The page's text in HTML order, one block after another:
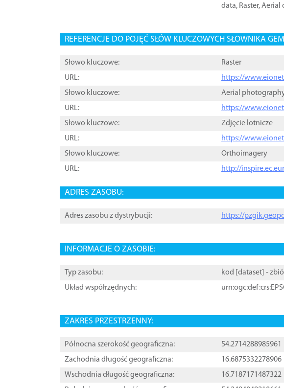
data, Raster,Aerial
REFERENCJE DO POJĘĆ SŁÓW KLUCZOWYCH SŁOWNIKA
Słowo kluczowe:
Raster
URL:
https://
Słowo kluczowe:
Aerial
URL:
https://
Słowo kluczowe:
Zdjęcie lotnicze
URL:
https://
Słowo kluczowe:
Orthoimagery
URL:
http://
ADRES ZASOBU:
Adres zasobu z dystrybucji: https://
INFORMACJE O ZASOBIE:
Typ zasobu: kod [ dataset ] -
Układ współrzędnych:
ZAKRES PRZESTRZENNY:
Północna szerokość geograficzna:
54.2714288985961
Zachodnia długość geograficzna:
16.6875332278906
Wschodnia długość geograficzna:
16.7187171487322